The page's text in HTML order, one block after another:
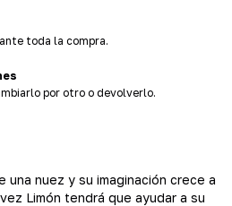
toda la compra.
por otro o devolverlo.
una nuez y su imaginación crece a
Limón tendrá que ayudar a su